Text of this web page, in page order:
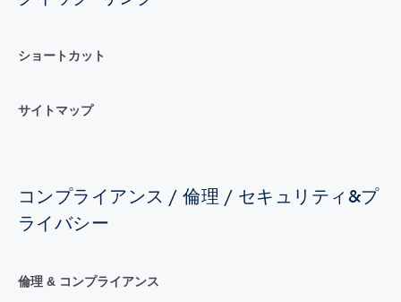
ショートカット
サイトマップ
コンプライアンス / 倫理 / セキュリティ&プ
ライバシー
倫理 & コンプライアンス